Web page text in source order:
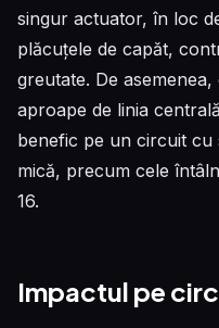
singur actuator, în loc
plăcuțele de capăt,
greutate. De
aproape de linia
benefic pe un circuit cu
mică, precum cele
16.
Impactul pe